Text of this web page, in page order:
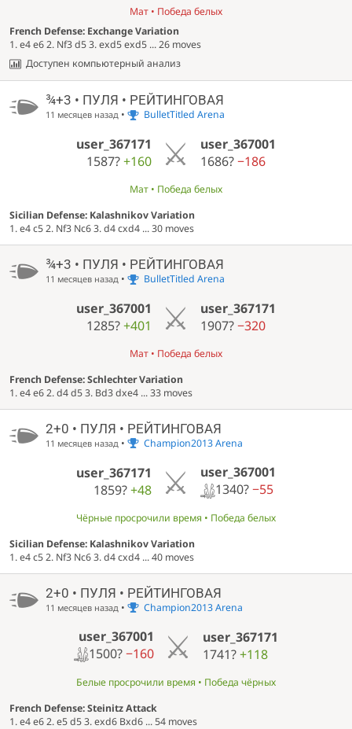
Мат • Победа белых
French Defense: Exchange Variation
1. e4 e6 2. Nf3 d5 3. exd5 exd5 ... 26 moves
Доступен компьютерный анализ
¾+3 • ПУЛЯ • РЕЙТИНГОВАЯ
11 месяцев назад• BulletTitled Arena
user_367171
1587?+160
user_367001
1686?−186
Мат • Победа белых
Sicilian Defense: Kalashnikov Variation
1. e4 c5 2. Nf3 Nc6 3. d4 cxd4 ... 30 moves
¾+3 • ПУЛЯ • РЕЙТИНГОВАЯ
11 месяцев назад• BulletTitled Arena
user_367001
1285?+401
user_367171
1907?−320
Мат • Победа белых
French Defense: Schlechter Variation
1. e4 e6 2. d4 d5 3. Bd3 dxe4 ... 33 moves
2+0 • ПУЛЯ • РЕЙТИНГОВАЯ
11 месяцев назад• Champion2013 Arena
user_367171
1859?+48
user_367001
1340?−55
Чёрные просрочили время • Победа белых
Sicilian Defense: Kalashnikov Variation
1. e4 c5 2. Nf3 Nc6 3. d4 cxd4 ... 40 moves
2+0 • ПУЛЯ • РЕЙТИНГОВАЯ
11 месяцев назад• Champion2013 Arena
user_367001
1500?−160
user_367171
1741?+118
Белые просрочили время • Победа чёрных
French Defense: Steinitz Attack
1. e4 e6 2. e5 d5 3. exd6 Bxd6 ... 54 moves